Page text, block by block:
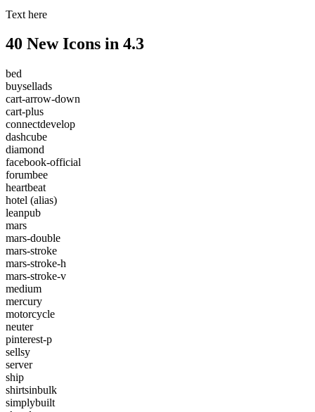
Text here
40 New Icons in 4.3
bed
buysellads
cart-arrow-down
cart-plus
connectdevelop
dashcube
diamond
facebook-official
forumbee
heartbeat
hotel (alias)
leanpub
mars
mars-double
mars-stroke
mars-stroke-h
mars-stroke-v
medium
mercury
motorcycle
neuter
pinterest-p
sellsy
server
ship
shirtsinbulk
simplybuilt